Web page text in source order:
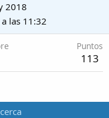
2018
las 11:32
Puntos
113